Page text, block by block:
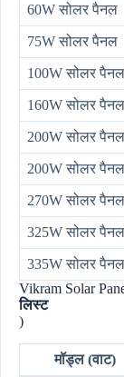
60W सोलर पैनल
75W सोलर पैनल
100W सोलर पैनल
160W सोलर पैनल
200W सोलर
200W सोलर
270W सोलर पैनल
325W सोलर पैनल
335W सोलर पैनल
Vikram Solar
लिस्ट
)
मॉड्ल (वाट)